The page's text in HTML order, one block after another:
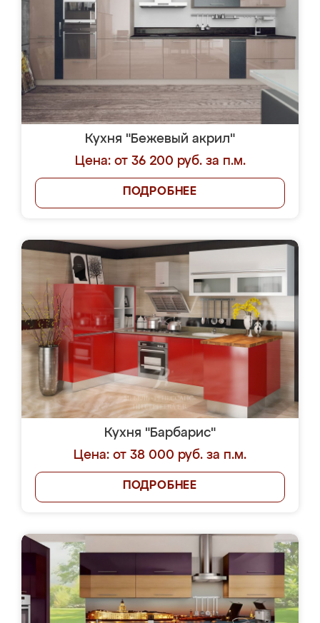
Кухня "Бежевый акрил"
Цена: от 36 200 руб. за п.м.
ПОДРОБНЕЕ
Кухня "Барбарис"
Цена: от 38 000 руб. за п.м.
ПОДРОБНЕЕ